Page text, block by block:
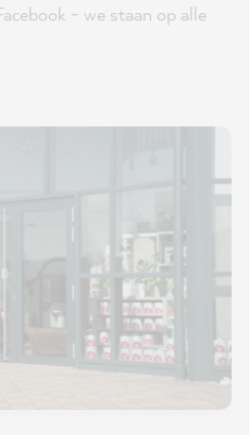
- we staan op alle